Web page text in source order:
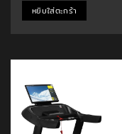
was:
฿71,900.00.
is:
หยิบใส่ตะกร้า